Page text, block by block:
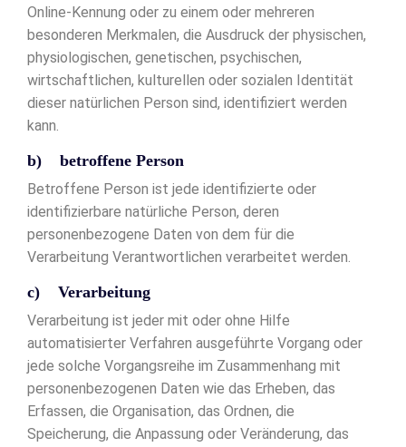
Online-Kennung oder zu einem oder mehreren
besonderen Merkmalen, die Ausdruck der physischen,
physiologischen, genetischen, psychischen,
wirtschaftlichen, kulturellen oder sozialen Identität
dieser natürlichen Person sind, identifiziert werden
kann.
b) betroffene Person
Betroffene Person ist jede identifizierte oder
identifizierbare natürliche Person, deren
personenbezogene Daten von dem für die
Verarbeitung Verantwortlichen verarbeitet werden.
c) Verarbeitung
Verarbeitung ist jeder mit oder ohne Hilfe
automatisierter Verfahren ausgeführte Vorgang oder
jede solche Vorgangsreihe im Zusammenhang mit
personenbezogenen Daten wie das Erheben, das
Erfassen, die Organisation, das Ordnen, die
Speicherung, die Anpassung oder Veränderung, das